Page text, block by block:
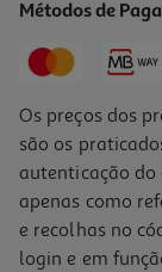
Métodos de
Os preços dos
são os
autenticação do
apenas como
e recolhas no
login e em